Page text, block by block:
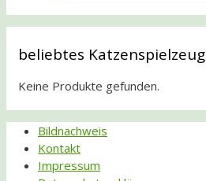
beliebtes Katzenspielzeug
Keine Produkte gefunden.
Bildnachweis
Kontakt
Impressum